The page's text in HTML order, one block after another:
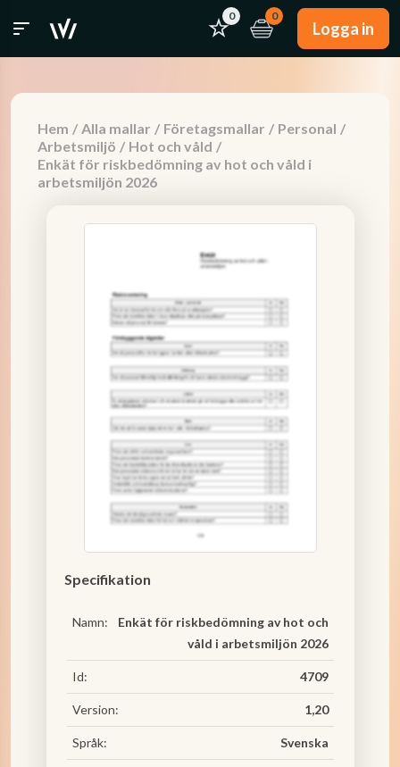
0 0
Logga in
Hem / Alla mallar / Företagsmallar / Personal /
Arbetsmiljö / Hot och våld /
Enkät för riskbedömning av hot och våld i
arbetsmiljön 2026
Specifikation
Namn:
Enkät för riskbedömning av hot och
våld i arbetsmiljön 2026
Id: 4709
Version: 1,20
Språk: Svenska